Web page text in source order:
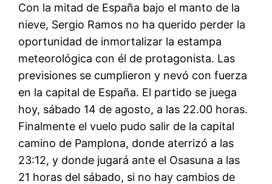
Con la mitad de España bajo el manto de la
nieve, Sergio Ramos no ha querido perder la
oportunidad de inmortalizar la estampa
meteorológica con él de protagonista. Las
previsiones se cumplieron y nevó con fuerza
en la capital de España. El partido se juega
hoy, sábado 14 de agosto, a las 22.00 horas.
Finalmente el vuelo pudo salir de la capital
camino de Pamplona, donde aterrizó a las
23:12, y donde jugará ante el Osasuna a las
21 horas del sábado, si no hay cambios de